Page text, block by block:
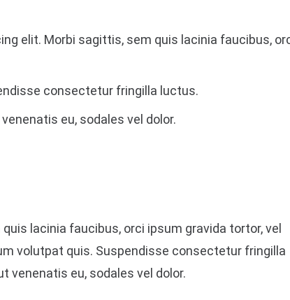
elit. Morbi sagittis, sem quis lacinia faucibus,
consectetur fringilla luctus.
eu, sodales vel dolor.
lacinia faucibus, orci ipsum gravida tortor, vel
volutpat quis. Suspendisse consectetur fringilla
venenatis eu, sodales vel dolor.